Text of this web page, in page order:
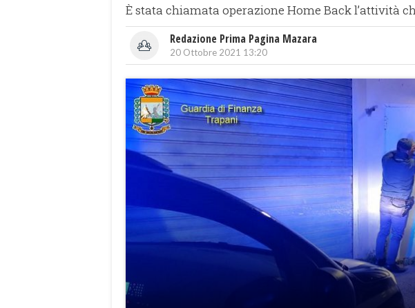
È stata chiamata operazione Home Back l’attività
Redazione Prima Pagina Mazara
20 Ottobre 2021 13:20